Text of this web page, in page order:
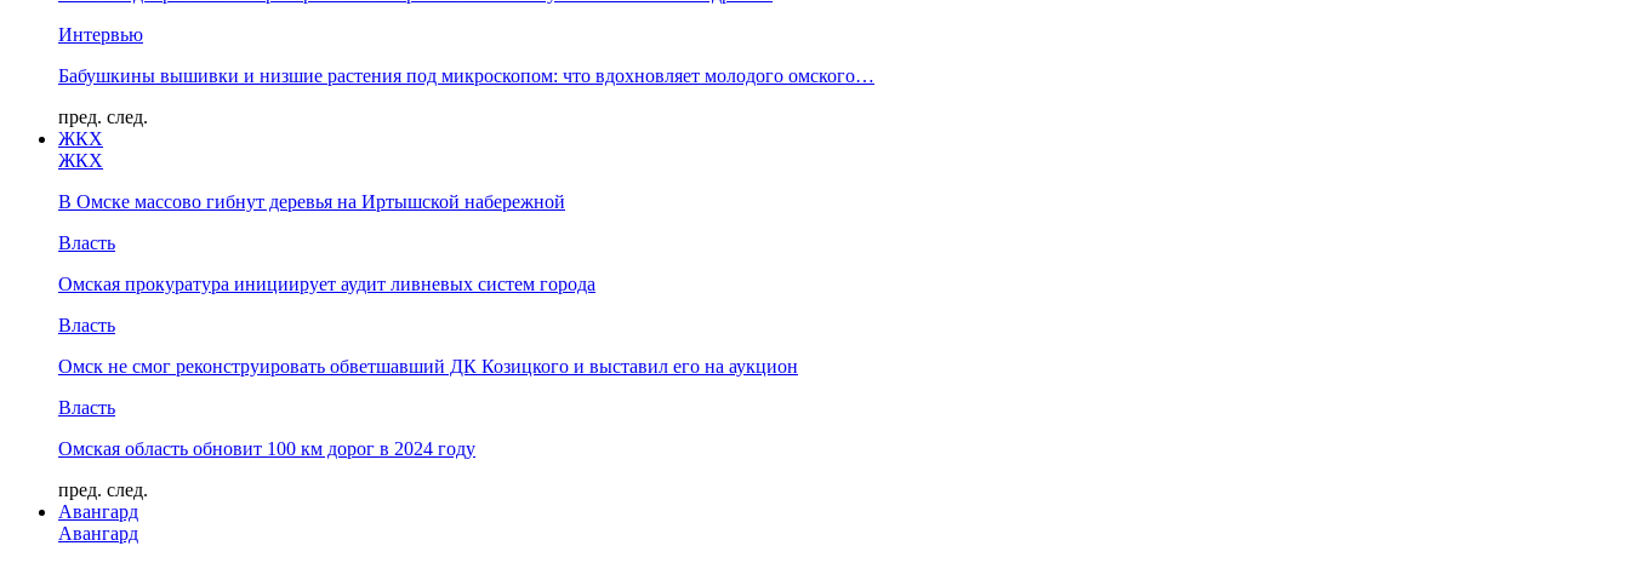
Интервью
Бабушкины вышивки и низшие растения под микроскопом: что вдохновляет молодого омского…
пред. след.
ЖКХ
ЖКХ
В Омске массово гибнут деревья на Иртышской набережной
Власть
Омская прокуратура инициирует аудит ливневых систем города
Власть
Омск не смог реконструировать обветшавший ДК Козицкого и выставил его на аукцион
Власть
Омская область обновит 100 км дорог в 2024 году
пред. след.
Авангард
Авангард